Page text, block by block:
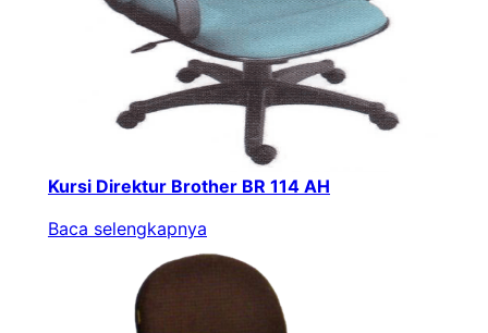
Kursi Direktur Brother BR 114 AH
Baca selengkapnya